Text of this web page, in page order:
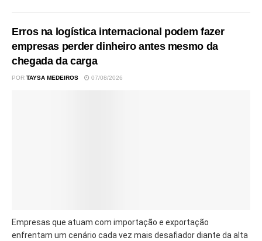
Erros na logística internacional podem fazer
empresas perder dinheiro antes mesmo da
chegada da carga
POR TAYSA MEDEIROS 07/08/2026
Empresas que atuam com importação e exportação
enfrentam um cenário cada vez mais desafiador diante da alta